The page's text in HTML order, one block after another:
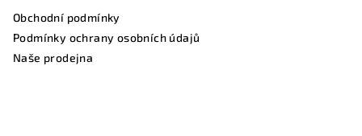
Obchodní podmínky
Podmínky ochrany osobních údajů
Naše prodejna